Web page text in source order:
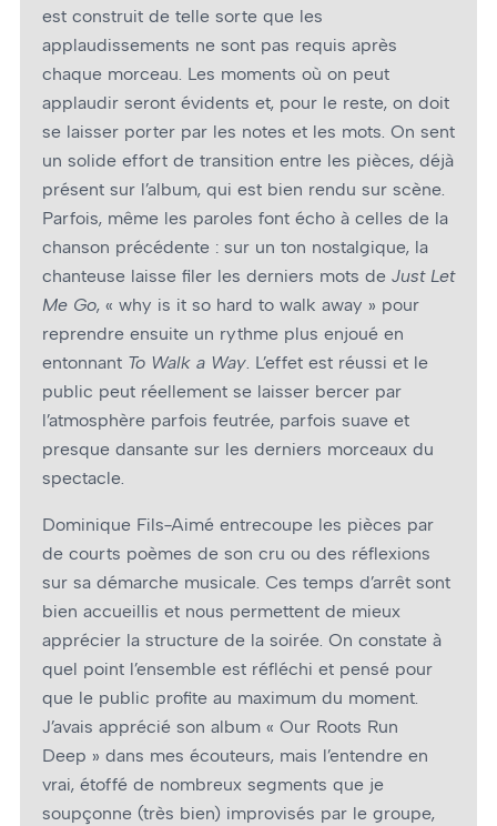
est construit de telle sorte que les
applaudissements ne sont pas requis après
chaque morceau. Les moments où on peut
applaudir seront évidents et, pour le reste, on doit
se laisser porter par les notes et les mots. On sent
un solide effort de transition entre les pièces, déjà
présent sur l’album, qui est bien rendu sur scène.
Parfois, même les paroles font écho à celles de la
chanson précédente : sur un ton nostalgique, la
chanteuse laisse filer les derniers mots de Just Let
Me Go, « why is it so hard to walk away » pour
reprendre ensuite un rythme plus enjoué en
entonnant To Walk a Way. L’effet est réussi et le
public peut réellement se laisser bercer par
l’atmosphère parfois feutrée, parfois suave et
presque dansante sur les derniers morceaux du
spectacle.
Dominique Fils-Aimé entrecoupe les pièces par
de courts poèmes de son cru ou des réflexions
sur sa démarche musicale. Ces temps d’arrêt sont
bien accueillis et nous permettent de mieux
apprécier la structure de la soirée. On constate à
quel point l’ensemble est réfléchi et pensé pour
que le public profite au maximum du moment.
J’avais apprécié son album « Our Roots Run
Deep » dans mes écouteurs, mais l’entendre en
vrai, étoffé de nombreux segments que je
soupçonne (très bien) improvisés par le groupe,